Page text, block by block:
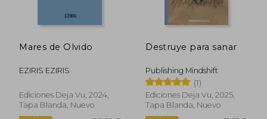
Mares de Olvido
EZIRIS EZIRIS
Ediciones Deja Vu, 2024,
Tapa Blanda, Nuevo
Destruye para sanar
Publishing Mindshift
(1)
Ediciones Deja Vu, 2025,
Tapa Blanda, Nuevo